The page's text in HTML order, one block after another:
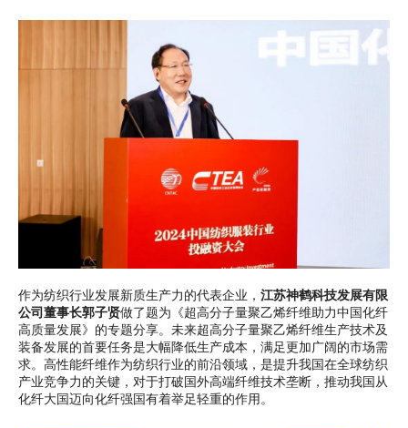
作为纺织行业发展新质生产力的代表企业， 江苏神鹤科技发展有限
公司董事长郭子贤做了题为《超高分子量聚乙烯纤维助力中国化纤
高质量发展》的专题分享。未来超高分子量聚乙烯纤维生产技术及
装备发展的首要任务是大幅降低生产成本，满足更加广阔的市场需
求。高性能纤维作为纺织行业的前沿领域，是提升我国在全球纺织
产业竞争力的关键，对于打破国外高端纤维技术垄断，推动我国从
化纤大国迈向化纤强国有着举足轻重的作用。